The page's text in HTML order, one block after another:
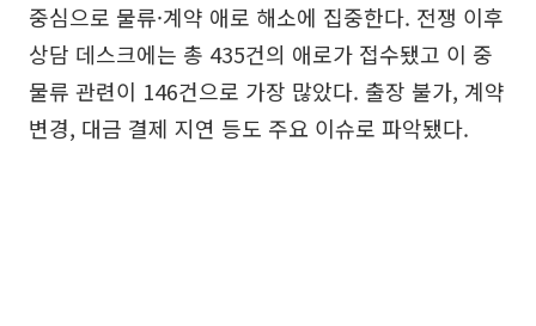
중심으로 물류·계약 애로 해소에 집중한다. 전쟁 이후
상담 데스크에는 총 435건의 애로가 접수됐고 이 중
물류 관련이 146건으로 가장 많았다. 출장 불가, 계약
변경, 대금 결제 지연 등도 주요 이슈로 파악됐다.